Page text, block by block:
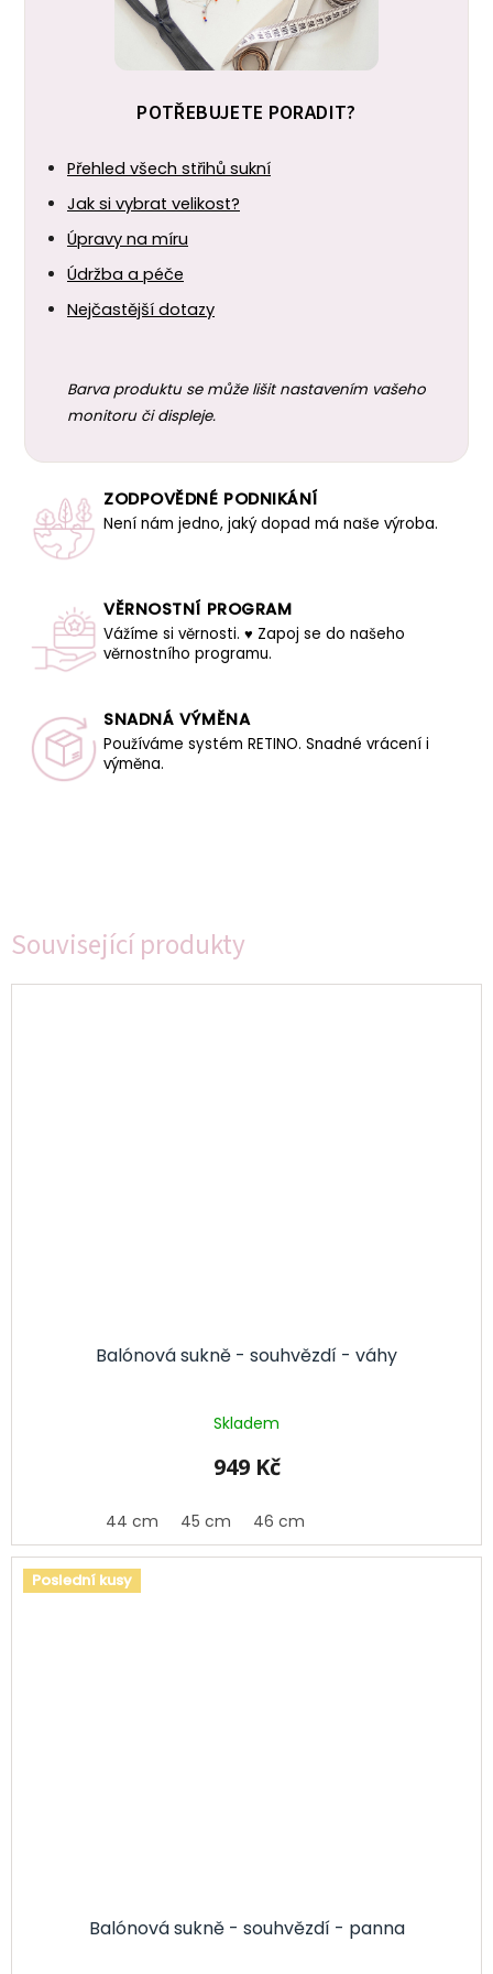
Související produkty
Balónová sukně - souhvězdí - váhy
Skladem
949 Kč
44 cm 45 cm 46 cm
Poslední kusy
Balónová sukně - souhvězdí - panna
POTŘEBUJETE PORADIT?
Přehled všech střihů sukní
Jak si vybrat velikost?
Úpravy na míru
Údržba a péče
Nejčastější dotazy
Barva produktu se může lišit nastavením vašeho
monitoru či displeje.
ZODPOVĚDNÉ PODNIKÁNÍ
Není nám jedno, jaký dopad má naše výroba.
VĚRNOSTNÍ PROGRAM
Vážíme si věrnosti. ♥ Zapoj se do našeho
věrnostního programu.
SNADNÁ VÝMĚNA
Používáme systém RETINO. Snadné vrácení i
výměna.